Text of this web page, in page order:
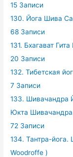
15 Записи
130. Йога Шива
68 Записи
131. Бхагават
20 Записи
132. Тибетская
7 Записи
133. Шивачандра
Юкта
72 Записи
134. Тантра-
Woodroffe )